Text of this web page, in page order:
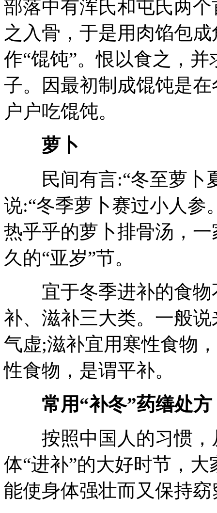
部落中有浑氏和屯氏两
之入骨，于是用肉馅包
作“馄饨”。恨以食之，
子。因最初制成馄饨是
户户吃馄饨。
萝卜
民间有言:“冬至萝卜
说:“冬季萝卜赛过小人参
热乎乎的萝卜排骨汤，
久的“亚岁”节。
宜于冬季进补的食物
补、滋补三大类。一般
气虚;滋补宜用寒性食物
性食物，是谓平补。
常用“补冬”药缮处方
按照中国人的习惯，
体“进补”的大好时节，大
能使身体强壮而又保持窈